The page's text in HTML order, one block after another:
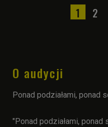
1 2
O audycji
Ponad podziałami, ponad
"Ponad podziałami, ponad